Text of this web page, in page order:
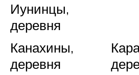
Иунинцы,
деревня
Канахины,
деревня